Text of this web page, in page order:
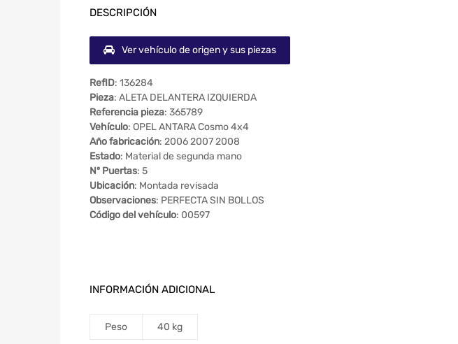
DESCRIPCIÓN
Ver vehículo de origen y sus piezas
RefID: 136284
Pieza: ALETA DELANTERA IZQUIERDA
Referencia pieza: 365789
Vehículo: OPEL ANTARA Cosmo 4x4
Año fabricación: 2006 2007 2008
Estado: Material de segunda mano
Nº Puertas: 5
Ubicación: Montada revisada
Observaciones: PERFECTA SIN BOLLOS
Código del vehículo: 00597
INFORMACIÓN ADICIONAL
Peso 40 kg